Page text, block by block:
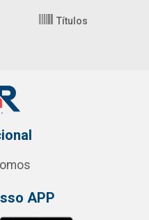
Títulos
APP